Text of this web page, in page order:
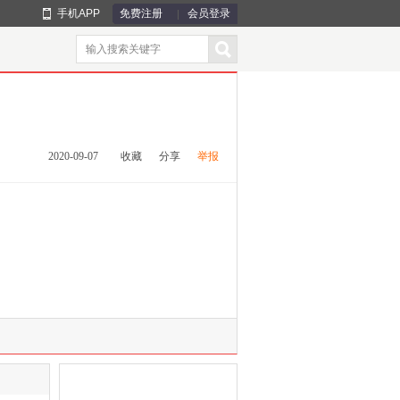
手机APP 免费注册 会员登录
举报
分享
收藏
2020-09-07